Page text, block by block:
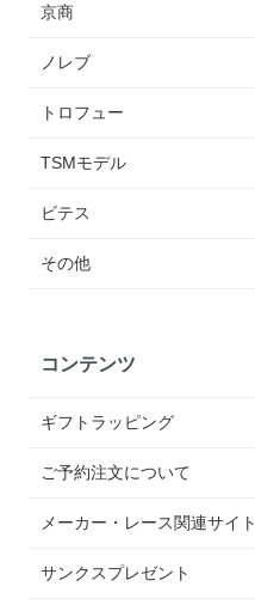
京商
ノレブ
トロフュー
TSMモデル
ビテス
その他
コンテンツ
ギフトラッピング
ご予約注文について
メーカー・レース関連サイト
サンクスプレゼント